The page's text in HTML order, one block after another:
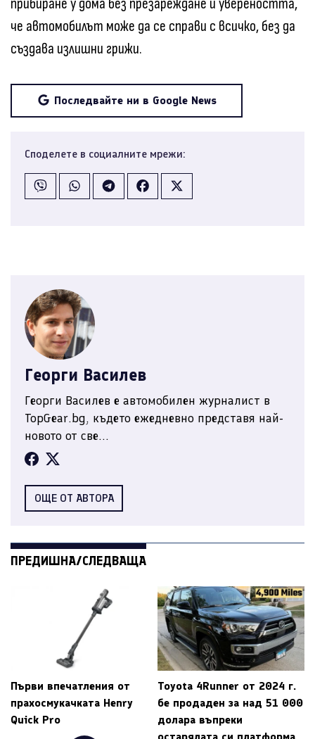
прибиране у дома без презареждане и увереността,
че автомобилът може да се справи с всичко, без да
създава излишни грижи.
Последвайте ни в Google News
Споделете в социалните мрежи:
Георги Василев
Георги Василев е автомобилен журналист в
TopGear.bg, където ежедневно представя най-
новото от све...
ОЩЕ ОТ АВТОРА
ПРЕДИШНА/СЛЕДВАЩА
Първи впечатления от
прахосмукачката Henry
Quick Pro
Toyota 4Runner от 2024 г.
бе продаден за над 51 000
долара въпреки